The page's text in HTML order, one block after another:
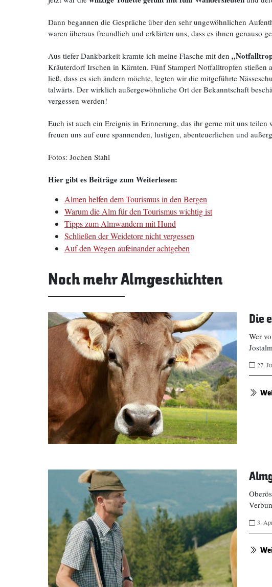
Dann begannen die Gespräche über den sehr ungewöhnlichen
waren überaus freundlich und erklärten uns, dass es ihnen genauso
Aus tiefer Dankbarkeit kramte ich meine Flasche mit den
Kräuterdorf Irschen in Kärnten. Fünf Stamperl Notfalltropfen stießen
ließ, dass es sich ändern möchte, legten wir die mitgeführte
talwärts. Der wirklich außergewöhnliche Ort der Bekanntschaft
vergessen werden!
Euch ist auch ein Ereignis in Erinnerung, das ihr gerne mit uns
freuen uns auf eure spannenden, lustigen, abenteuerlichen und
Fotos: Jochen Stahl
Hier gibt es Beiträge zum Weiterlesen:
Almen helfen dem Tourismus in den Bergen
Warum die Alm für den Tourismus wichtig ist
Tipps zum Almwandern mit Hund
Schließen der Weidetore nicht vergessen
Auf den Wegen aufeinander achtgeben
Noch mehr Almgeschichten
Die
Wer
27.
3.